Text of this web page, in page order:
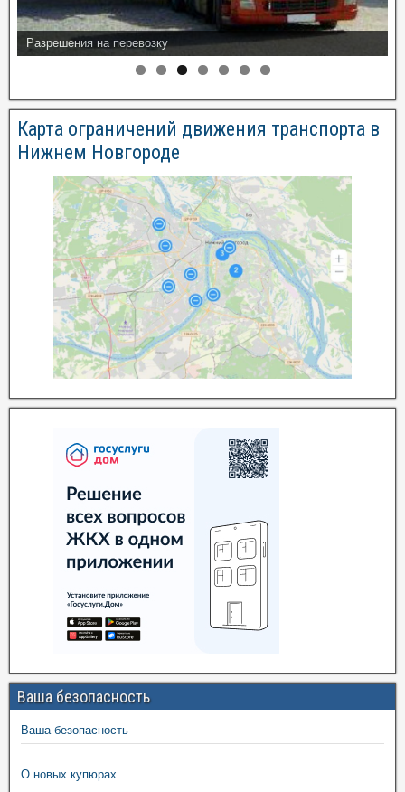
Разрешения на перевозку
Карта ограничений движения транспорта в
Нижнем Новгороде
Ваша безопасность
Ваша безопасность
О новых купюрах